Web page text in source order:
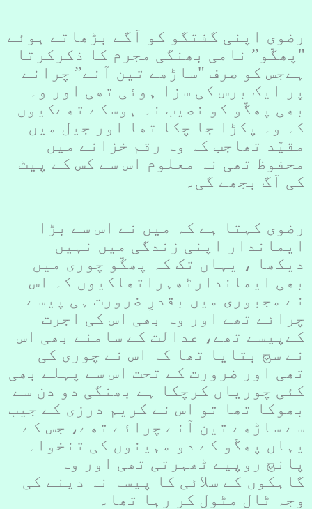
رضوی اپنی گفتگو کو آگے بڑھاتے ہوئے
"پھگّو” نامی بھنگی مجرم کا ذکرکرتا
ہےجس کو صرف "ساڑھے تین آنے” چرانے
پر ایک برس کی سزا ہوئی تھی اور وہ
بھی پھگّو کو نصیب نہ ہوسکے تھےکیوں
کہ وہ پکڑا جا چکا تھا اور جیل میں
مقیّد تھاجب کہ وہ رقم خزانے میں
محفوظ تھی نہ معلوم اس سے کس کے پیٹ
کی آگ بجھے گی۔
رضوی کہتا ہے کہ میں نے اس سے بڑا
ایماندار اپنی زندگی میں نہیں
دیکھا ، یہاں تک کہ پھگّو چوری میں
بھی ایماندارٹھہراتھاکیوں کہ اس
نے مجبوری میں بقدرِ ضرورت ہی پیسے
چرائے تھے اور وہ بھی اس کی اجرت
کےپیسے تھے، عدالت کے سامنے بھی اس
نے سچ بتایا تھا کہ اس نے چوری کی
تھی اور ضرورت کے تحت اس سے پہلے بھی
کئی چوریاں کرچکا ہے بھنگی دو دن سے
بھوکا تھا تو اس نے کریم درزی کے جیب
سے ساڑھے تین آنے چرائے تھے، جس کے
یہاں پھگّو کے دو مہینوں کی تنخواہ
پانچ روپیے ٹھہرتی تھی اور وہ
گاہکوں کے سلائی کا پیسہ نہ دینے کی
وجہ ٹال مٹول کر رہا تھا۔